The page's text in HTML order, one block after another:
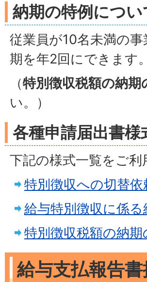
納期の特例につい
従業員が10名未満の
期を年2回にできます。
（特別徴収税額の納期
い。）
各種申請届出書様
下記の様式一覧をご
特別徴収への切替依
給与特別徴収に係
特別徴収税額の納
給与支払報告